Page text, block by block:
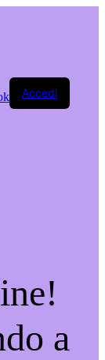
Accedi
a